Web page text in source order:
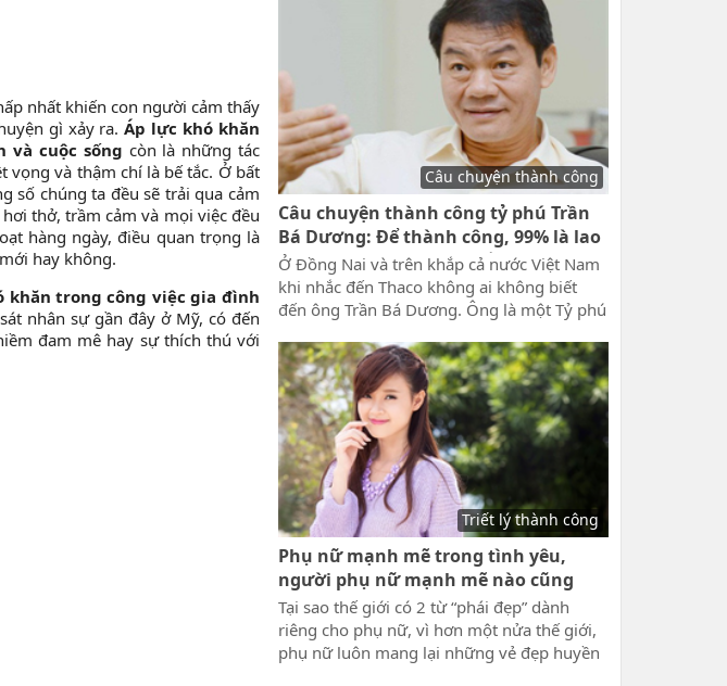
nhất khiến con người cảm thấy
gì xảy ra.Áp lực khó khăn
và cuộc sống còn là những tác
vọng và thậm chí là bế tắc. Ở bất
số chúng ta đều sẽ trải qua cảm
thở, trầm cảm và mọi việc đều
hàng ngày, điều quan trọng là
hay không.
khăn trong công việc gia đình
nhân sự gần đây ở Mỹ, có đến
đam mê hay sự thích thú với
những hạt cát li ti, nhỏ nhoi và mỏng
manh. Thấy đó, được đó, còn đó hay mất
đó nó trôi qua nhanh lắm. Sống thật đáng
sống, sống như ta chỉ còn một ngày để
sống để chúng ta ngẫm được, Đi hết cuộc
đời, ta còn lại gì?
Câu chuyện thành công
Câu chuyện thành công tỷ phú Trần
Bá Dương: Để thành công, 99% là lao
động mồ hôi và nước mắt
Ở Đồng Nai và trên khắp cả nước Việt Nam
khi nhắc đến Thaco không ai không biết
đến ông Trần Bá Dương. Ông là một Tỷ phú
hai bàn tay trắng, mồ hôi và nước mắt trộn
lẫn để có được thành công như hôm nay
Triết lý thành công
Phụ nữ mạnh mẽ trong tình yêu,
người phụ nữ mạnh mẽ nào cũng
đáng thương
Tại sao thế giới có 2 từ “phái đẹp” dành
riêng cho phụ nữ, vì hơn một nửa thế giới,
phụ nữ luôn mang lại những vẻ đẹp huyền